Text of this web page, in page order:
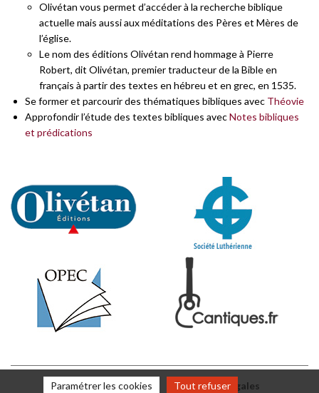
Olivétan vous permet d’accéder à la recherche biblique
actuelle mais aussi aux méditations des Pères et Mères de
l’église.
Le nom des éditions Olivétan rend hommage à Pierre
Robert, dit Olivétan, premier traducteur de la Bible en
français à partir des textes en hébreu et en grec, en 1535.
Se former et parcourir des thématiques bibliques avec Théovie
Approfondir l’étude des textes bibliques avecNotes bibliques
et prédications
www.olivetan.org Mentions légales
Paramétrer les cookies Tout refuser